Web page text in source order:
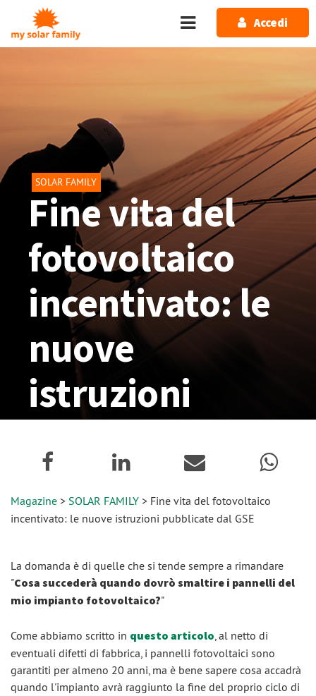
Salta al contenuto principale
Accedi
SOLAR FAMILY
Fine vita del
fotovoltaico
incentivato: le
nuove
istruzioni
pubblicate dal
GSE
23 Settembre 2022
Magazine > SOLAR FAMILY > Fine vita del fotovoltaico
incentivato: le nuove istruzioni pubblicate dal GSE
La domanda è di quelle che si tende sempre a rimandare
"Cosa succederà quando dovrò smaltire i pannelli del
mio impianto fotovoltaico?"
Come abbiamo scritto in questo articolo, al netto di
eventuali difetti di fabbrica, i pannelli fotovoltaici sono
garantiti per almeno 20 anni, ma è bene sapere cosa accadrà
quando l'impianto avrà raggiunto la fine del proprio ciclo di